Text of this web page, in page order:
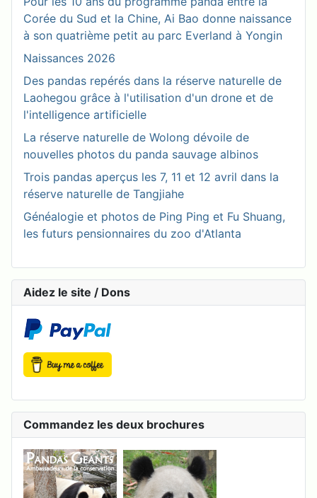
Corée du Sud et la Chine, Ai Bao donne naissance
à son quatrième petit au parc Everland à Yongin
Naissances 2026
Des pandas repérés dans la réserve naturelle de
Laohegou grâce à l'utilisation d'un drone et de
l'intelligence artificielle
La réserve naturelle de Wolong dévoile de
nouvelles photos du panda sauvage albinos
Trois pandas aperçus les 7, 11 et 12 avril dans la
réserve naturelle de Tangjiahe
Généalogie et photos de Ping Ping et Fu Shuang,
les futurs pensionnaires du zoo d'Atlanta
Aidez le site / Dons
Commandez les deux brochures